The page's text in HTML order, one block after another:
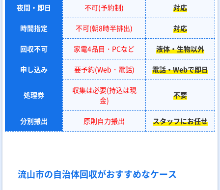
夜間・即日 不可(予約制) 対応
時間指定 不可(朝8時半排出) 対応
回収不可 家電4品目・PCなど 液体・生物以外
申し込み 要予約(Web・電話) 電話・Webで即日
処理券
収集は必要(持込は現
金)
不要
分別搬出 原則自力搬出 スタッフにお任せ
流山市の自治体回収がおすすめなケース